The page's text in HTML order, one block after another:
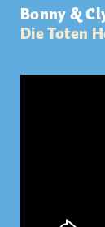
Bonny &
Die Toten